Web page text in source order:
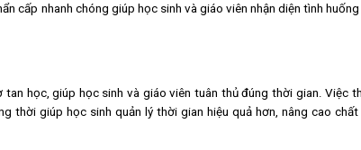
cấp nhanh chóng giúp học sinh và giáo viên nhận diện tình
học, giúp học sinh và giáo viên tuân thủ đúng thời gian. Việc
giúp học sinh quản lý thời gian hiệu quả hơn, nâng cao